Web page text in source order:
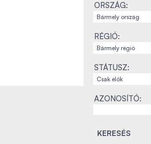
ORSZÁG:
RÉGIÓ:
STÁTUSZ:
AZONOSÍTÓ: